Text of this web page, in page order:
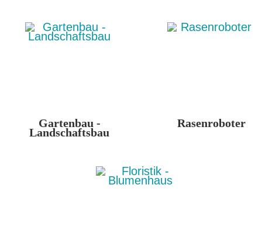
Gartenbau -
Landschaftsbau
Rasenroboter